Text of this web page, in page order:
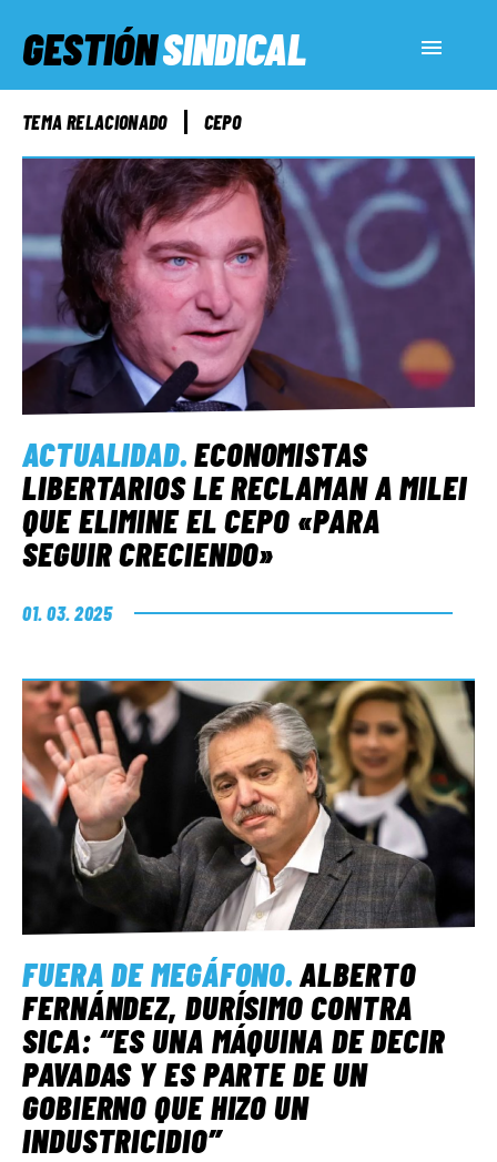
GESTIÓNSINDICAL
ACTUALIDAD
SERVICIOS SOCIALES
INFORMES ESPECIALES
FUERA DE MEGÁFONO
EL LADO «G»
TEMA RELACIONADO CEPO
ACTUALIDAD.ECONOMISTAS
LIBERTARIOS LE RECLAMAN A MILEI
QUE ELIMINE EL CEPO «PARA
SEGUIR CRECIENDO»
01. 03. 2025
FUERA DE MEGÁFONO. ALBERTO
FERNÁNDEZ, DURÍSIMO CONTRA
SICA: “ES UNA MÁQUINA DE DECIR
PAVADAS Y ES PARTE DE UN
GOBIERNO QUE HIZO UN
INDUSTRICIDIO”